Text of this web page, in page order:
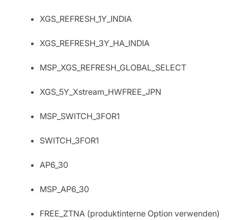
XGS_REFRESH_1Y_INDIA
XGS_REFRESH_3Y_HA_INDIA
MSP_XGS_REFRESH_GLOBAL_SELECT
XGS_5Y_Xstream_HWFREE_JPN
MSP_SWITCH_3FOR1
SWITCH_3FOR1
AP6_30
MSP_AP6_30
FREE_ZTNA (produktinterne Option verwenden)